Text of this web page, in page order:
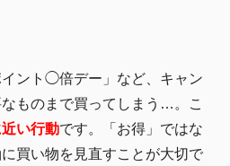
ント◯倍デー」など、キャン
ものまで買ってしまう…。こ
い行動です。「お得」ではな
買い物を見直すことが大切で